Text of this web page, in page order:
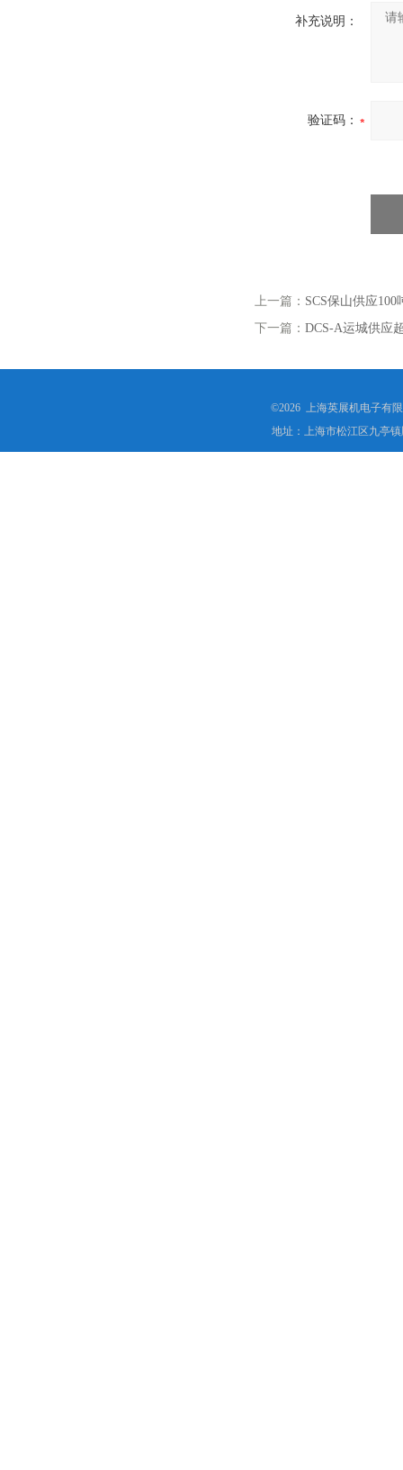
补充说明：
验证码：
上一篇： SCS保山供应
下一篇： DCS-A运城供应
©2026 上海英展机电子有
地址：上海市松江区九亭镇